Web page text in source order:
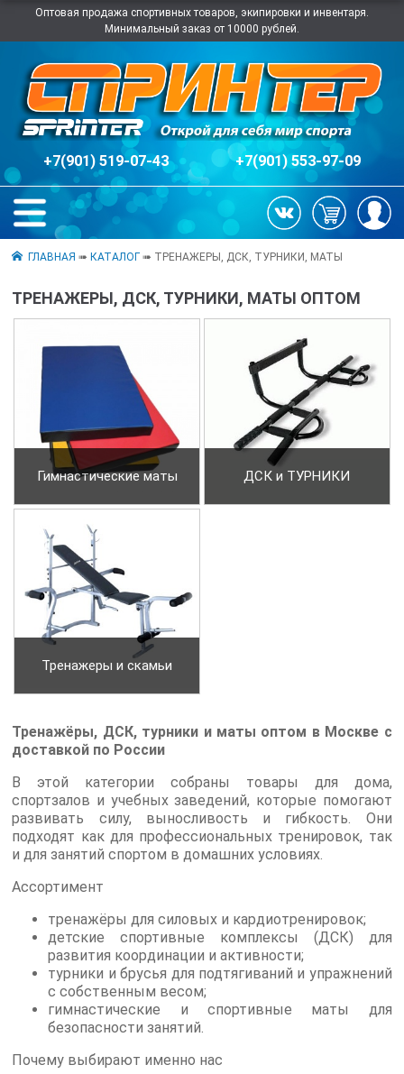
Оптовая продажа спортивных товаров, экипировки и инвентаря.
Минимальный заказ от 10000 рублей.
+7(901) 519-07-43 +7(901) 553-97-09
ГЛАВНАЯ ➠КАТАЛОГ ➠ ТРЕНАЖЕРЫ, ДСК, ТУРНИКИ, МАТЫ
ТРЕНАЖЕРЫ, ДСК, ТУРНИКИ, МАТЫ ОПТОМ
Гимнастические маты ДСК и ТУРНИКИ
Тренажеры и скамьи
Тренажёры, ДСК, турники и маты оптом в Москве с
доставкой по России
В этой категории собраны товары для дома,
спортзалов и учебных заведений, которые помогают
развивать силу, выносливость и гибкость. Они
подходят как для профессиональных тренировок, так
и для занятий спортом в домашних условиях.
Ассортимент
тренажёры для силовых и кардиотренировок;
детские спортивные комплексы (ДСК) для
развития координации и активности;
турники и брусья для подтягиваний и упражнений
с собственным весом;
гимнастические и спортивные маты для
безопасности занятий.
Почему выбирают именно нас